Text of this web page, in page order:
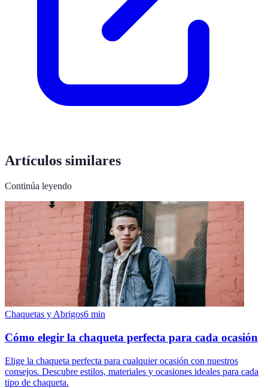
Artículos similares
Continúa leyendo
Chaquetas y Abrigos6 min
Cómo elegir la chaqueta perfecta para cada ocasión
Elige la chaqueta perfecta para cualquier ocasión con nuestros
consejos. Descubre estilos, materiales y ocasiones ideales para cada
tipo de chaqueta.